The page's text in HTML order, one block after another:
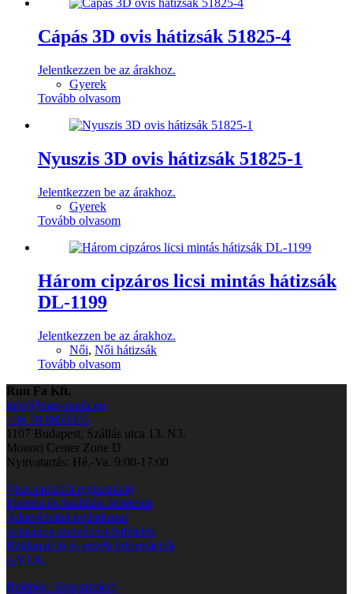
Cápás 3D ovis hátizsák 51825-4
Jelentkezzen be az árakhoz.
Gyerek
Tovább olvasom
Nyuszis 3D ovis hátizsák 51825-1
Jelentkezzen be az árakhoz.
Gyerek
Tovább olvasom
Három cipzáros licsi mintás hátizsák
DL-1199
Jelentkezzen be az árakhoz.
Női, Női hátizsák
Tovább olvasom
Run Fa Kft.
info@bags-runfa.eu
+36 70 8855905
1107 Budapest, Szállás utca 13. N3.
Monori Center Zone D
Nyitvatartás: Hé.-Va. 9:00-17:00
Viszonteladói regisztráció
Fizetési és Szállítási feltételek
Adatvédelmi nyilatkozat
Általános szerződési feltételek
Reklamáció és egyéb információk
GY.I.K.
Belépés / Regisztráció